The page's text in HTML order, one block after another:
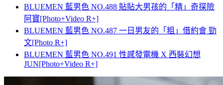
BLUEMEN 藍男色 NO.488 貼貼大男孩的「精」奇探險
阿寶[Photo+Video R+]
BLUEMEN 藍男色 NO.487 一日男友的「粗」借約會 勁
文[Photo R+]
BLUEMEN 藍男色 NO.491 性感發電機 X 西裝幻想
JUN[Photo+Video R+]